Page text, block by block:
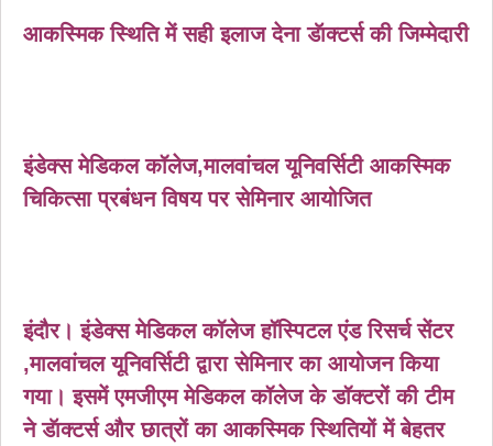
आकस्मिक स्थिति में सही इलाज देना डॅाक्टर्स की जिम्मेदारी
इंडेक्स मेडिकल कॉलेज,मालवांचल यूनिवर्सिटी आकस्मिक
चिकित्सा प्रबंधन विषय पर सेमिनार आयोजित
इंदौर। इंडेक्स मेडिकल कॉलेज हॉस्पिटल एंड रिसर्च सेंटर
,मालवांचल यूनिवर्सिटी द्वारा सेमिनार का आयोजन किया
गया। इसमें एमजीएम मेडिकल कॉलेज के डॉक्टरों की टीम
ने डॅाक्टर्स और छात्रों का आकस्मिक स्थितियों में बेहतर